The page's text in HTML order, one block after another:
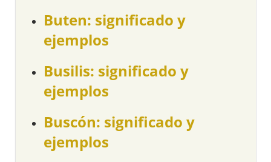
Buten: significado y
ejemplos
Busilis: significado y
ejemplos
Buscón: significado y
ejemplos